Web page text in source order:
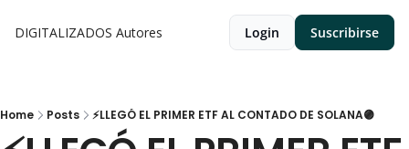
DIGITALIZADOS Autores Login Suscribirse
Home Posts ⚡LLEGÓ EL PRIMER ETF AL CONTADO DE SOLANA🟣